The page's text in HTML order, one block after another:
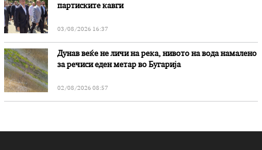
партиските кавги
03/08/2026 16:37
Дунав веќе не личи на река, нивото на вода намалено
за речиси еден метар во Бугарија
02/08/2026 08:57